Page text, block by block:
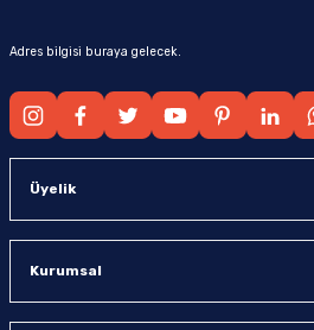
Adres bilgisi buraya gelecek.
Üyelik
Kurumsal